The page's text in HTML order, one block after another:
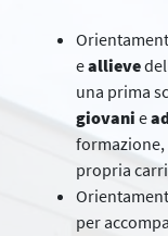
eallieve
una prima
giovani e
propria
per